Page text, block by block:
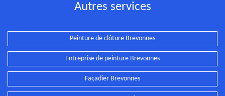
Autres services
Peinture de clôture Brevonnes
Entreprise de peinture Brevonnes
Façadier Brevonnes